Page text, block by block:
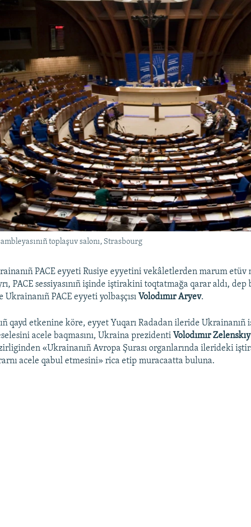
toplaşuv salonı, Strasbourg
PACE eyyeti Rusiye eyyetini vekâletlerden marum etüv
PACE sessiyasınıñ işinde iştirakini toqtatmağa qarar aldı,
Ukrainanıñ PACE eyyeti yolbaşçısı Volodımır Aryev.
qayd etkenine köre, eyyet Yuqarı Radadan ileride
acele baqmasını, Ukraina prezidenti Volodımır Zelenskıy
«Ukrainanıñ Avropa Şurası organlarında ilerideki
acele qabul etmesini» rica etip muracaatta buluna.